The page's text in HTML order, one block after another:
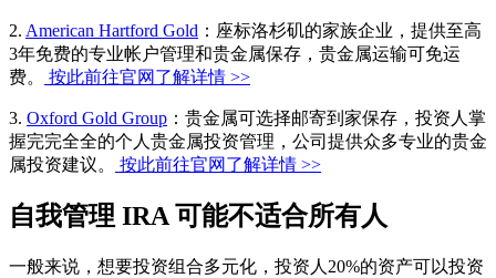
2. American Hartford Gold ：座标洛杉矶的家族企业，提供至高
3年免费的专业帐户管理和贵金属保存，贵金属运输可免运
费。
按此前往官网了解详情 >>
3. Oxford Gold Group ：贵金属可选择邮寄到家保存，投资人掌
握完完全全的个人贵金属投资管理，公司提供众多专业的贵金
属投资建议。
按此前往官网了解详情 >>
自我管理 IRA 可能不适合所有人
一般来说，想要投资组合多元化，投资人20%的资产可以投资